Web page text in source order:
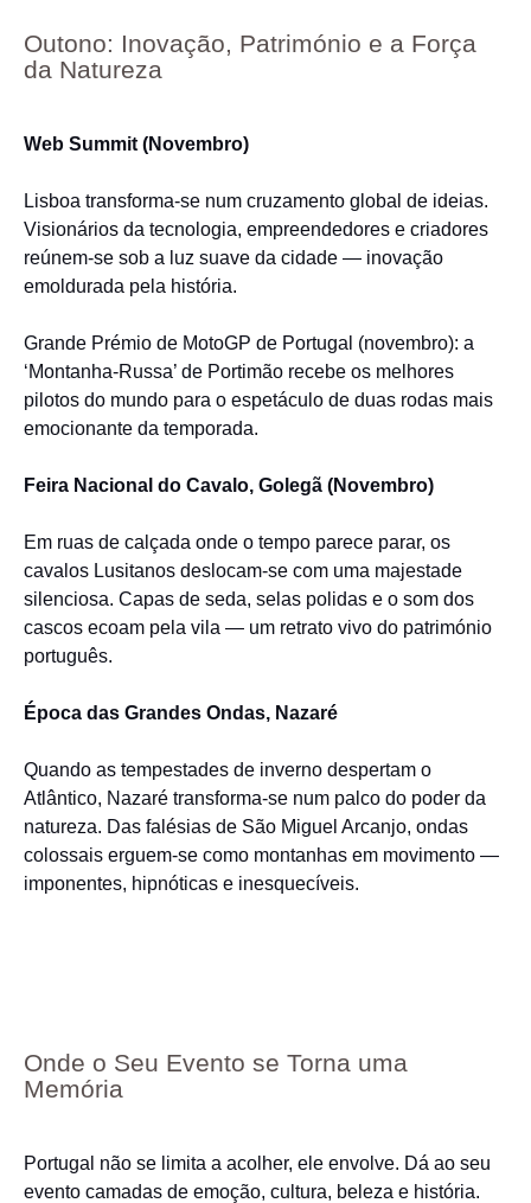
Outono: Inovação, Património e a Força
da Natureza
Web Summit (Novembro)
Lisboa transforma-se num cruzamento global de ideias.
Visionários da tecnologia, empreendedores e criadores
reúnem-se sob a luz suave da cidade — inovação
emoldurada pela história.
Grande Prémio de MotoGP de Portugal (novembro): a
‘Montanha-Russa’ de Portimão recebe os melhores
pilotos do mundo para o espetáculo de duas rodas mais
emocionante da temporada.
Feira Nacional do Cavalo, Golegã (Novembro)
Em ruas de calçada onde o tempo parece parar, os
cavalos Lusitanos deslocam-se com uma majestade
silenciosa. Capas de seda, selas polidas e o som dos
cascos ecoam pela vila — um retrato vivo do património
português.
Época das Grandes Ondas, Nazaré
Quando as tempestades de inverno despertam o
Atlântico, Nazaré transforma-se num palco do poder da
natureza. Das falésias de São Miguel Arcanjo, ondas
colossais erguem-se como montanhas em movimento —
imponentes, hipnóticas e inesquecíveis.
Onde o Seu Evento se Torna uma
Memória
Portugal não se limita a acolher, ele envolve. Dá ao seu
evento camadas de emoção, cultura, beleza e história.